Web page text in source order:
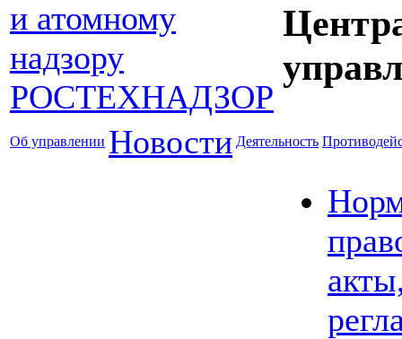
Об управлении Новости Деятельность